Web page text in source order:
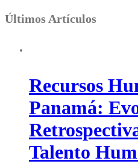
Últimos Artículos
Recursos
Panamá:
Talento